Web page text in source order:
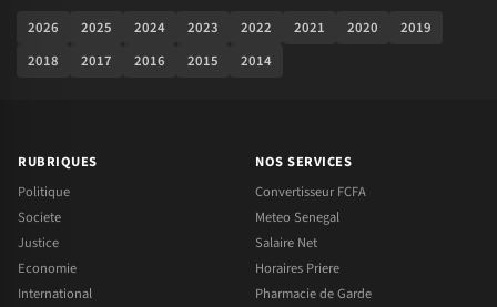
2026 2025 2024 2023 2022 2021 2020
2019
2018
2017 2016 2015 2014
RUBRIQUES
Politique
Societe
Justice
Economie
International
NOS SERVICES
Convertisseur FCFA
Meteo Senegal
Salaire Net
Horaires Priere
Pharmacie de Garde